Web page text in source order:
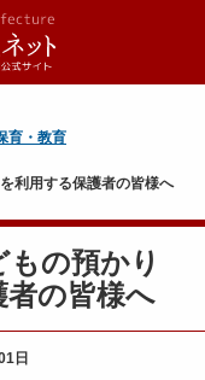
育・教育
利用する保護者の皆様へ
の預かり
の皆様へ
日